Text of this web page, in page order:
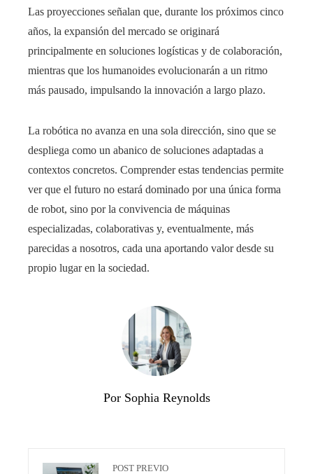
Las proyecciones señalan que, durante los próximos cinco
años, la expansión del mercado se originará
principalmente en soluciones logísticas y de colaboración,
mientras que los humanoides evolucionarán a un ritmo
más pausado, impulsando la innovación a largo plazo.
La robótica no avanza en una sola dirección, sino que se
despliega como un abanico de soluciones adaptadas a
contextos concretos. Comprender estas tendencias permite
ver que el futuro no estará dominado por una única forma
de robot, sino por la convivencia de máquinas
especializadas, colaborativas y, eventualmente, más
parecidas a nosotros, cada una aportando valor desde su
propio lugar en la sociedad.
Por Sophia Reynolds
POST PREVIO